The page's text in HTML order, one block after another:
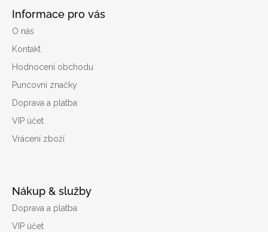
Informace pro vás
O nás
Kontakt
Hodnocení obchodu
Puncovní značky
Doprava a platba
VIP účet
Vrácení zboží
Nákup & služby
Doprava a platba
VIP účet